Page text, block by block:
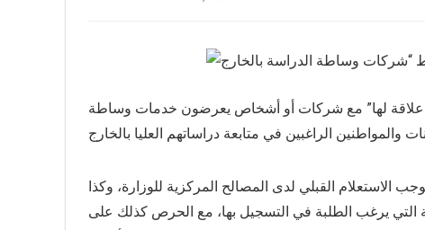
أي علاقة لها” مع شركات أو أشخاص يعرضون خدمات وساطة
الاستعلام القبلي لدى المصالح المركزية للوزارة، وكذا
التي يرغب الطلبة في التسجيل بها، مع الحرص كذلك على